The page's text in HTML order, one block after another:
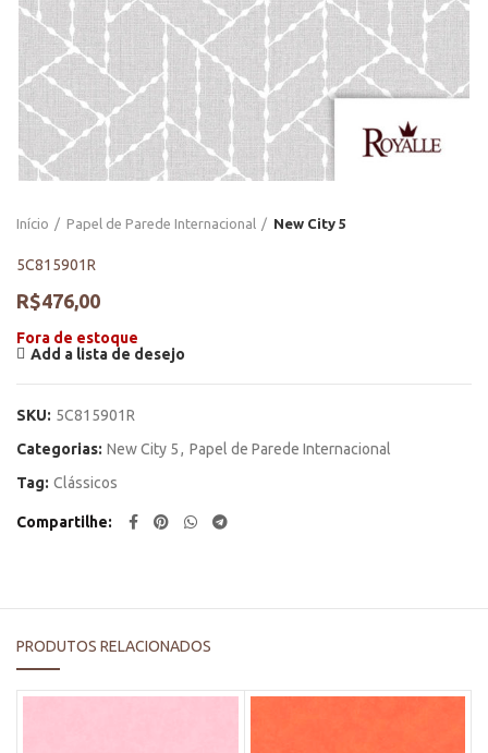
Início Papel de Parede Internacional New City 5
5C815901R
R$476,00
Fora de estoque
Add a lista de desejo
SKU: 5C815901R
Categorias: New City 5, Papel de Parede Internacional
Tag: Clássicos
Compartilhe
PRODUTOS RELACIONADOS